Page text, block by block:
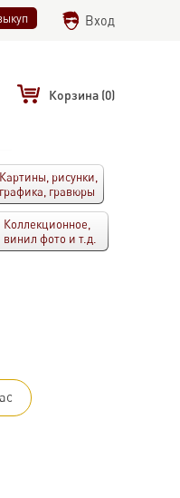
Вход
Корзина (0)
Картины, рисунки,
графика, гравюры
Коллекционное,
винил фото и т.д.